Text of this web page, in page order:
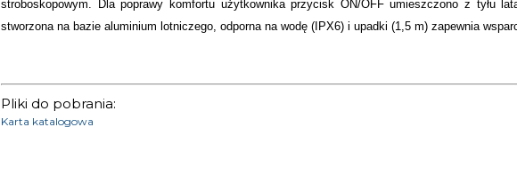
stroboskopowym. Dla poprawy komfortu użytkownika przycisk ON/OFF umieszczono z tyłu
stworzona na bazie aluminium lotniczego, odporna na wodę (IPX6) i upadki (1,5 m) zapewnia
Pliki do pobrania:
Karta katalogowa